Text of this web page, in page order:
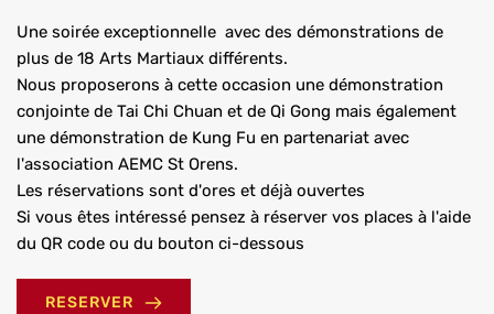
Une soirée exceptionnelle  avec des démonstrations de
plus de 18 Arts Martiaux différents.
Nous proposerons à cette occasion une démonstration
conjointe de Tai Chi Chuan et de Qi Gong mais également
une démonstration de Kung Fu en partenariat avec
l'association AEMC St Orens.
Les réservations sont d'ores et déjà ouvertes
Si vous êtes intéressé pensez à réserver vos places à l'aide
du QR code ou du bouton ci-dessous
RESERVER